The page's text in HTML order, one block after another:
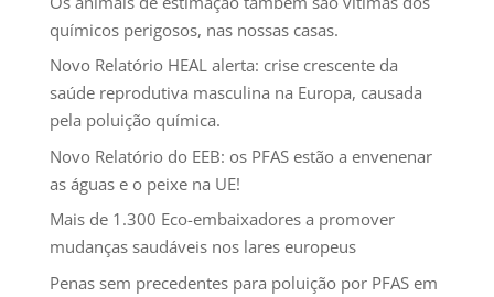
químicos perigosos, nas nossas casas.
Novo Relatório HEAL alerta: crise crescente da
saúde reprodutiva masculina na Europa, causada
pela poluição química.
Novo Relatório do EEB: os PFAS estão a envenenar
as águas e o peixe na UE!
Mais de 1.300 Eco-embaixadores a promover
mudanças saudáveis nos lares europeus
Penas sem precedentes para poluição por PFAS em